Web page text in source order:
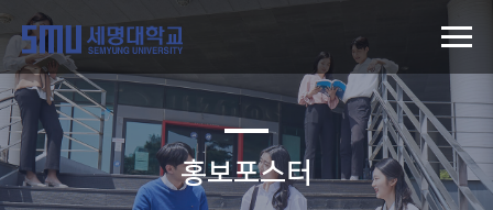
홍보포스터